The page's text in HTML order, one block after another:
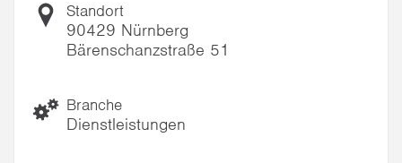
Standort
90429 Nürnberg
Bärenschanzstraße 51
Branche
Dienstleistungen